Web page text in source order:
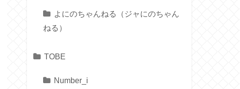
よにのちゃんねる（ジャにのちゃん
ねる）
TOBE
Number_i